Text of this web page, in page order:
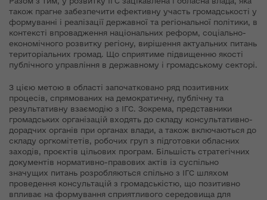
також прагне забезпечити ефективну участь громадськості у
формуванні і реалізації державної та регіональної політики, в
контексті впровадження національних реформ, соціально-
економічного розвитку регіону, вирішення актуальних питань
територіальних громад. Що сприятиме підвищенню якості
публічного управління в державному і громадському секторі.
З цією метою в області започатковано ряд позитивних
процесів, спрямованих на демократичну, публічну та
результативну взаємодію з ІГС. Зокрема, представники
громадських організацій входять до складу консультативно-
дорадчих органів при органах влади, а також включаються до
складу оргкомітетів, робочих груп з підготовки обласних
заходів, проєктів цільових програм. Більшість стратегічних
документів нормативно-правових актів із суспільно
значущих питань розробляються спільно з ІГС шляхом
проведення консультацій з громадськістю, що позитивно
впливає на формування сприятливого середовища для